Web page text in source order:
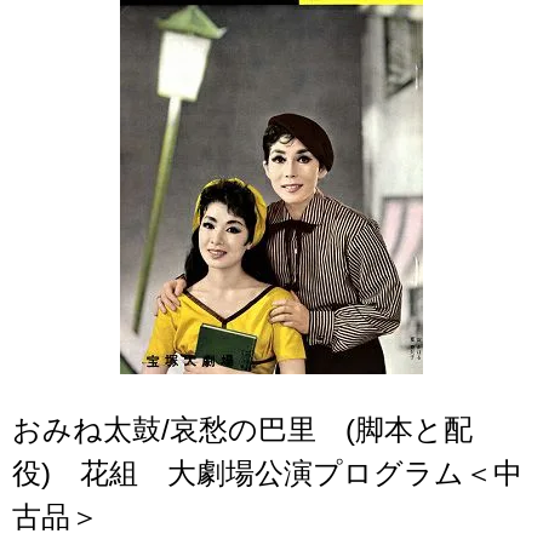
おみね太鼓/哀愁の巴里 (脚本と配
役) 花組 大劇場公演プログラム＜中
古品＞